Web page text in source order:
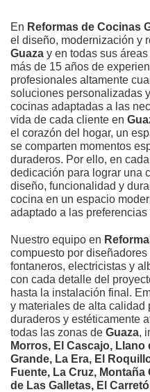
En Reformas de Cocinas
el diseño, modernización y
Guaza y en todas sus
más de 15 años de
profesionales altamente
soluciones personalizadas
cocinas adaptadas a las
vida de cada cliente en
el corazón del hogar, un
se comparten momentos
duraderos. Por ello, en
dedicación para lograr una
diseño, funcionalidad y
cocina en un espacio
adaptado a las
Nuestro equipo en
compuesto por
fontaneros, electricistas y
con cada detalle del
hasta la instalación final.
y materiales de alta calidad
duraderos y estéticamente
todas las zonas de Guaza,
Morros, El Cascajo,
Grande, La Era, El
Fuente, La Cruz,
de Las Galletas, El